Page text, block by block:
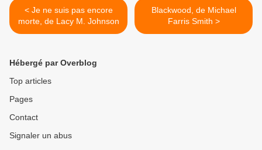
< Je ne suis pas encore
morte, de Lacy M. Johnson
Blackwood, de Michael
Farris Smith >
Hébergé par Overblog
Top articles
Pages
Contact
Signaler un abus